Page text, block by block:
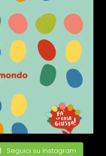
Seguici su Instagram